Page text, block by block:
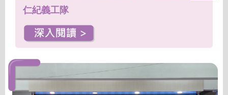
仁紀義工隊